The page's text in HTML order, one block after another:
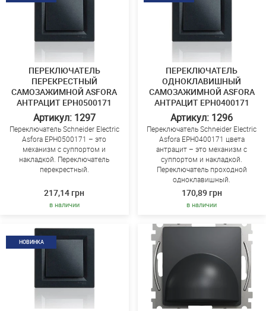
ПЕРЕКЛЮЧАТЕЛЬ
ПЕРЕКРЕСТНЫЙ
САМОЗАЖИМНОЙ ASFORA
АНТРАЦИТ EPH0500171
Артикул: 1297
Переключатель Schneider Electric
Asfora EPH0500171 – это
механизм с суппортом и
накладкой. Переключатель
перекрестный.
217,14 грн
в наличии
ПЕРЕКЛЮЧАТЕЛЬ
ОДНОКЛАВИШНЫЙ
САМОЗАЖИМНОЙ ASFORA
АНТРАЦИТ EPH0400171
Артикул: 1296
Переключатель Schneider Electric
Asfora EPH0400171 цвета
антрацит – это механизм с
суппортом и накладкой.
Переключатель проходной
одноклавишный.
170,89 грн
в наличии
НОВИНКА